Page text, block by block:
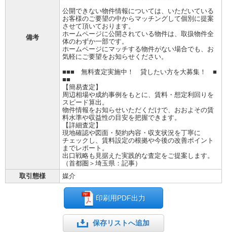
備考
公開できない物件情報については、いただいている
お客様のご要望の中からマッチングして個別に提案
させて頂いております。
ホームページに公開されている物件は、取扱物件全
体のわずか一部です。
ホームページにマッチする物件がない場合でも、お
気軽にご要望をお知らせください。
■■■ 無料査定実施中！ 貸したい方を大募集！ ■
■■
【簡易査定】
周辺相場や成約事例をもとに、賃料・想定利回りを
スピード算出。
物件情報をお知らせいただくだけで、おおよその賃
料水準や収益性の目安を把握できます。
【詳細査定】
現地確認や図面・契約内容・収支状況を丁寧に
チェックし、賃料設定の根拠や今後の改善ポイント
までレポート。
出口戦略も見据えた実践的な査定をご提案します。
（首都圏＞埼玉県：記事）
取引態様
媒介
印刷用PDF出力
保存リストへ追加